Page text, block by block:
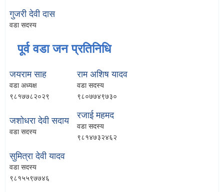
गुजरी देवी दास
वडा सदस्य
पूर्व वडा जन प्रतिनिधि
जयराम साह
वडा अध्यक्ष
९८१७७८२०२९
राम अशिष यादव
वडा सदस्य
९८०७७४९७३०
जशोधरा देवी सदाय
वडा सदस्य
रजाई महमद
वडा सदस्य
९८१४७३२४६२
सुमित्रा देवी यादव
वडा सदस्य
९८१५५९७७४६